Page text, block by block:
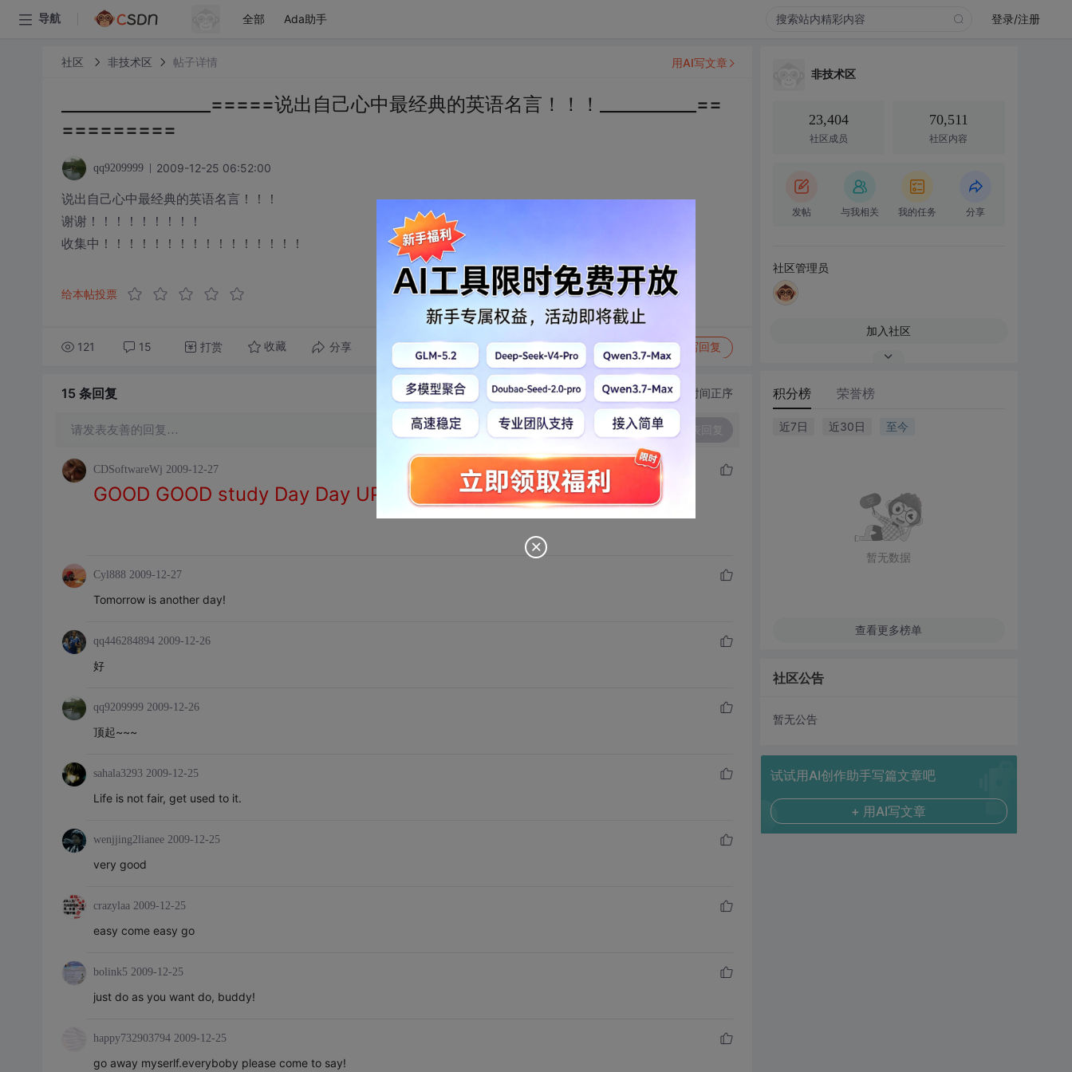
导航 全部 Ada助手 登录/注册
社区 非技术区 帖子详情
_________________=====说出自己心中最经典的英语名言！！！___________==
=========
qq9209999 2009-12-25 06:52:00
说出自己心中最经典的英语名言！！！
谢谢！！！！！！！！！
收集中！！！！！！！！！！！！！！！！
给本帖投票
121 15 打赏 收藏 分享 转发到动态 举报 写回复
用AI写文章
15 条回复 切换为时间正序
请发表友善的回复… 发表回复
CDSoftwareWj 2009-12-27
GOOD GOOD study Day Day UP!!
Cyl888 2009-12-27
Tomorrow is another day!
qq446284894 2009-12-26
好
qq9209999 2009-12-26
顶起~~~
sahala3293 2009-12-25
Life is not fair, get used to it.
wenjjing2lianee 2009-12-25
very good
crazylaa 2009-12-25
easy come easy go
bolink5 2009-12-25
just do as you want do, buddy!
happy732903794 2009-12-25
go away myserlf.everyboby please come to say!
非技术区
23,404
社区成员
70,511
社区内容
发帖 与我相关 我的任务 分享
社区管理员
加入社区
积分榜 荣誉榜
近7日 近30日 至今
暂无数据
查看更多榜单
社区公告
暂无公告
试试用AI创作助手写篇文章吧
+ 用AI写文章